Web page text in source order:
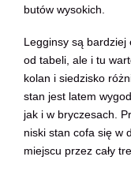
butów wysokich.
Legginsy są bardziej
od tabeli, ale i tu
kolan i siedzisko
stan jest latem
jak i w bryczesach.
niski stan cofa się w
miejscu przez cały